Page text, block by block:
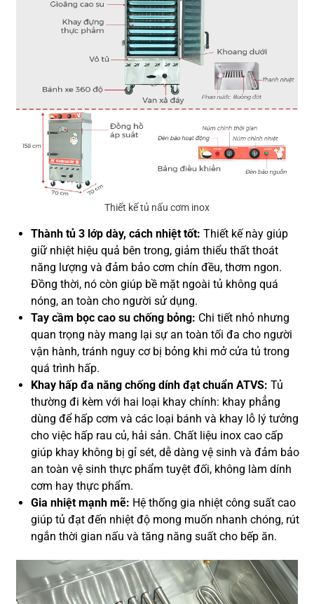
Thiết kế tủ nấu cơm inox
Thành tủ 3 lớp dày, cách nhiệt tốt: Thiết kế này giúp
giữ nhiệt hiệu quả bên trong, giảm thiểu thất thoát
năng lượng và đảm bảo cơm chín đều, thơm ngon.
Đồng thời, nó còn giúp bề mặt ngoài tủ không quá
nóng, an toàn cho người sử dụng.
Tay cầm bọc cao su chống bỏng: Chi tiết nhỏ nhưng
quan trọng này mang lại sự an toàn tối đa cho người
vận hành, tránh nguy cơ bị bỏng khi mở cửa tủ trong
quá trình hấp.
Khay hấp đa năng chống dính đạt chuẩn ATVS: Tủ
thường đi kèm với hai loại khay chính: khay phẳng
dùng để hấp cơm và các loại bánh và khay lỗ lý tưởng
cho việc hấp rau củ, hải sản. Chất liệu inox cao cấp
giúp khay không bị gỉ sét, dễ dàng vệ sinh và đảm bảo
an toàn vệ sinh thực phẩm tuyệt đối, không làm dính
cơm hay thực phẩm.
Gia nhiệt mạnh mẽ: Hệ thống gia nhiệt công suất cao
giúp tủ đạt đến nhiệt độ mong muốn nhanh chóng, rút
ngắn thời gian nấu và tăng năng suất cho bếp ăn.